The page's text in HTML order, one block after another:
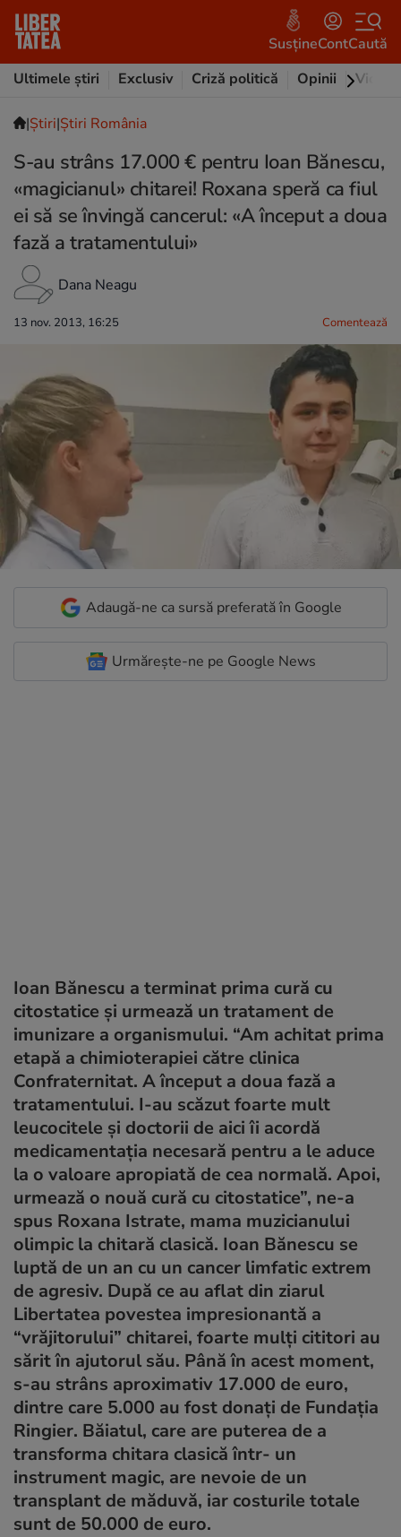
SusțineContCaută
Ultimele știri
Exclusiv Criză politică Opinii Video
|Ştiri|Știri România
S-au strâns 17.000 € pentru Ioan Bănescu,
«magicianul» chitarei! Roxana speră ca fiul
ei să se învingă cancerul: «A început a doua
fază a tratamentului»
Dana Neagu
13 nov. 2013, 16:25 Comentează
Adaugă-ne ca sursă preferată în Google
Urmărește-ne pe Google News
Ioan Bănescu a terminat prima cură cu
citostatice şi urmează un tratament de
imunizare a organismului. “Am achitat prima
etapă a chimioterapiei către clinica
Confraternitat. A început a doua fază a
tratamentului. I-au scăzut foarte mult
leucocitele şi doctorii de aici îi acordă
medicamentaţia necesară pentru a le aduce
la o valoare apropiată de cea normală. Apoi,
urmează o nouă cură cu citostatice”, ne-a
spus Roxana Istrate, mama muzicianului
olimpic la chitară clasică. Ioan Bănescu se
luptă de un an cu un cancer limfatic extrem
de agresiv. După ce au aflat din ziarul
Libertatea povestea impresionantă a
“vrăjitorului” chitarei, foarte mulţi cititori au
sărit în ajutorul său. Până în acest moment,
s-au strâns aproximativ 17.000 de euro,
dintre care 5.000 au fost donaţi de Fundaţia
Ringier. Băiatul, care are puterea de a
transforma chitara clasică într- un
instrument magic, are nevoie de un
transplant de măduvă, iar costurile totale
sunt de 50.000 de euro.